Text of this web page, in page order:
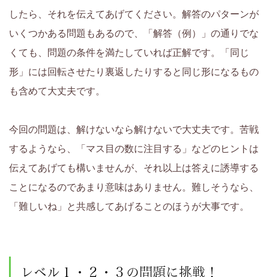
い
く
サ
イ
ト
で
す。
したら、それを伝えてあげてください。解答のパターンが
いくつかある問題もあるので、「解答（例）」の通りでな
くても、問題の条件を満たしていれば正解です。「同じ
形」には回転させたり裏返したりすると同じ形になるもの
も含めて大丈夫です。
今回の問題は、解けないなら解けないで大丈夫です。苦戦
するようなら、「マス目の数に注目する」などのヒントは
伝えてあげても構いませんが、それ以上は答えに誘導する
ことになるのであまり意味はありません。難しそうなら、
「難しいね」と共感してあげることのほうが大事です。
レベル１・２・３の問題に挑戦！